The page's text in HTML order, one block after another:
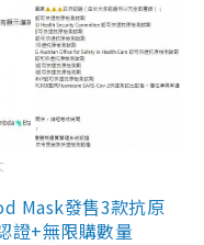
Mask發售3款抗原
證+無限購數量